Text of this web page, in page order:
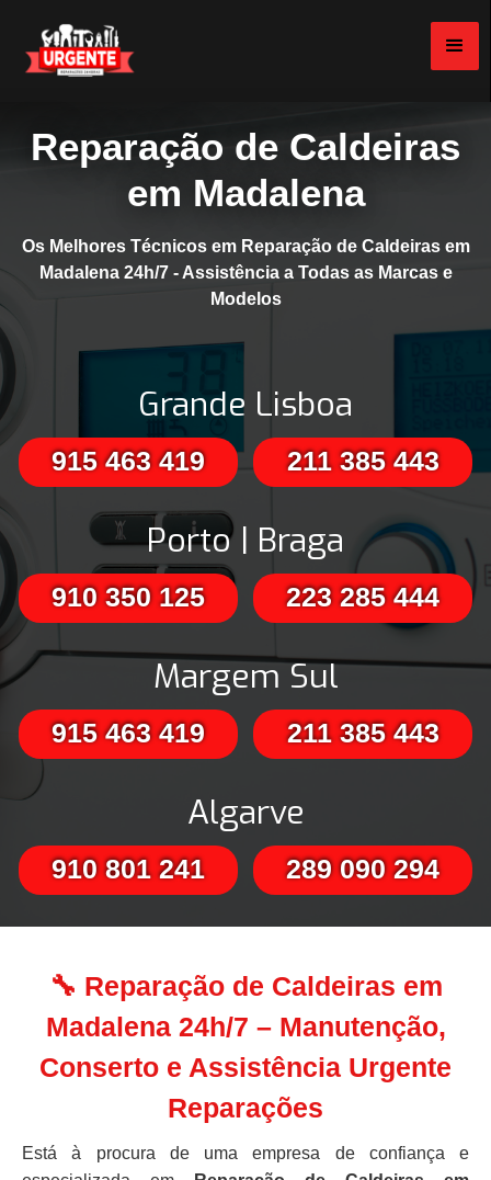
Reparação de Caldeiras
em Madalena
Os Melhores Técnicos em Reparação de Caldeiras em
Madalena 24h/7 - Assistência a Todas as Marcas e
Modelos
Grande Lisboa
915 463 419 211 385 443
Porto | Braga
910 350 125 223 285 444
Margem Sul
915 463 419 211 385 443
Algarve
910 801 241 289 090 294
🔧 Reparação de Caldeiras em
Madalena 24h/7 – Manutenção,
Conserto e Assistência Urgente
Reparações
Está à procura de uma empresa de confiança e